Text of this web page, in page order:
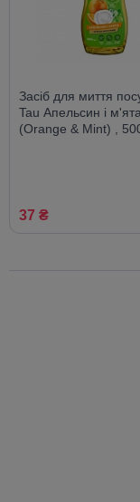
Засіб для миття
Tau Апельсин і м'ята
(Orange & Mint) ,
37 ₴